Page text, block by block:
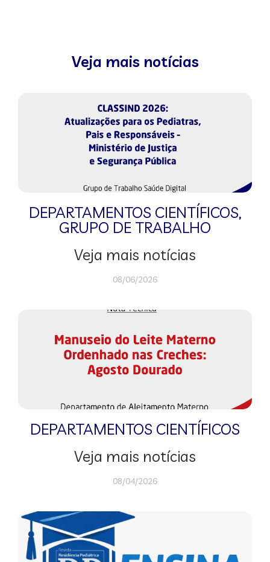
Veja mais notícias
DEPARTAMENTOS CIENTÍFICOS,
GRUPO DE TRABALHO
Veja mais notícias
08/06/2026
DEPARTAMENTOS CIENTÍFICOS
Veja mais notícias
08/04/2026